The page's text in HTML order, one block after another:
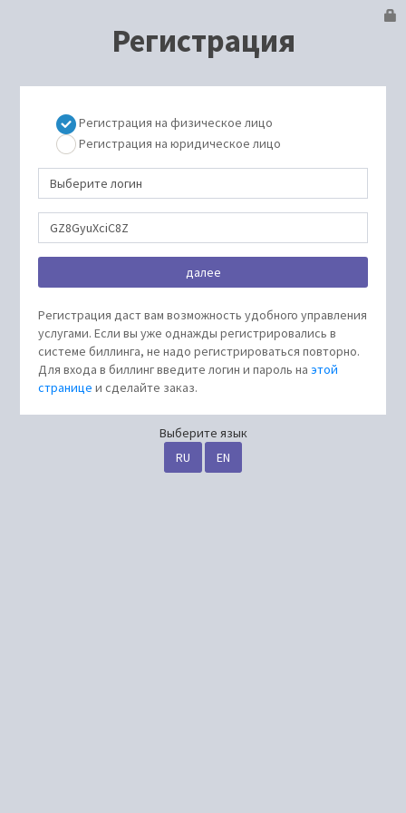
Регистрация
Регистрация на физическое лицо
Регистрация на юридическое лицо
Регистрация даст вам возможность удобного управления
услугами. Если вы уже однажды регистрировались в
системе биллинга, не надо регистрироваться повторно.
Для входа в биллинг введите логин и пароль наэтой
странице и сделайте заказ.
Выберите язык